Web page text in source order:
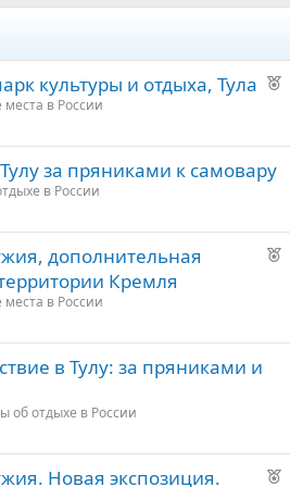
Р
о
культуры и отдыха, Тула
в России
за пряниками к самовару
в России
Р
е
дополнительная
Кремля
в России
в Тулу: за пряниками и
об отдыхе в России
Р
Новая экспозиция.